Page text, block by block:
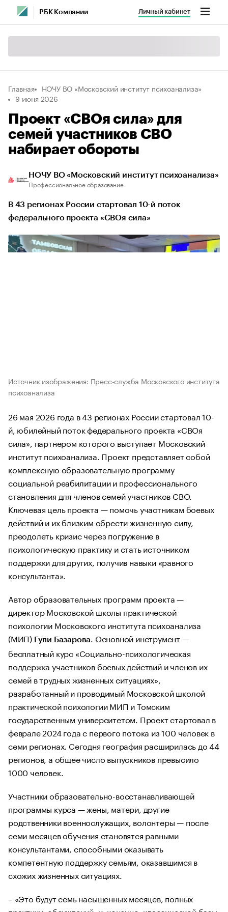
РБК Компании Личный кабинет
Главная
НОЧУ ВО «Московский институт психоанализа»
9 июня 2026
Проект «СВОя сила» для
семей участников СВО
набирает обороты
НОЧУ ВО «Московский институт психоанализа»
Профессиональное образование
В 43 регионах России стартовал 10-й поток
федерального проекта «СВОя сила»
Источник изображения: Пресс-служба Московского института
психоанализа
26 мая 2026 года в 43 регионах России стартовал 10-
й, юбилейный поток федерального проекта «СВОя
сила», партнером которого выступает Московский
институт психоанализа. Проект представляет собой
комплексную образовательную программу
социальной реабилитации и профессионального
становления для членов семей участников СВО.
Ключевая цель проекта — помочь участникам боевых
действий и их близким обрести жизненную силу,
преодолеть кризис через погружение в
психологическую практику и стать источником
поддержки для других, получив навыки «равного
консультанта».
Автор образовательных программ проекта —
директор Московской школы практической
психологии Московского института психоанализа
(МИП) Гули Базарова. Основной инструмент —
бесплатный курс «Социально-психологическая
поддержка участников боевых действий и членов их
семей в трудных жизненных ситуациях»,
разработанный и проводимый Московской школой
практической психологии МИП и Томским
государственным университетом. Проект стартовал в
феврале 2024 года с первого потока из 100 человек в
семи регионах. Сегодня география расширилась до 44
регионов, а общее число выпускников превысило
1000 человек.
Участники образовательно-восстанавливающей
программы курса — жены, матери, другие
родственники военнослужащих, волонтеры — после
семи месяцев обучения становятся равными
консультантами, способными оказывать
компетентную поддержку семьям, оказавшимся в
схожих жизненных ситуациях.
– «Это будут семь насыщенных месяцев, полных